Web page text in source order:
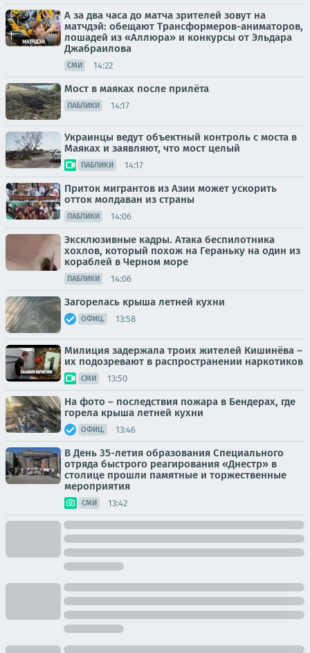
А за два часа до матча зрителей зовут на
матчдэй: обещают Трансформеров-аниматоров,
лошадей из «Аллюра» и конкурсы от Эльдара
Джабраилова
СМИ 14:22
Мост в маяках после прилёта
ПАБЛИКИ 14:17
Украинцы ведут объектный контроль с моста в
Маяках и заявляют, что мост целый
ПАБЛИКИ 14:17
Приток мигрантов из Азии может ускорить
отток молдаван из страны
ПАБЛИКИ 14:06
Эксклюзивные кадры. Атака беспилотника
хохлов, который похож на Гераньку на один из
кораблей в Черном море
ПАБЛИКИ 14:06
Загорелась крыша летней кухни
ОФИЦ. 13:58
Милиция задержала троих жителей Кишинёва –
их подозревают в распространении наркотиков
СМИ 13:50
На фото – последствия пожара в Бендерах, где
горела крыша летней кухни
ОФИЦ. 13:46
В День 35-летия образования Специального
отряда быстрого реагирования «Днестр» в
столице прошли памятные и торжественные
мероприятия
СМИ 13:42